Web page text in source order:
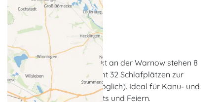
Ferienhäuser
Ferienhaus
Weitendorf
Im Kanu-Feriencamp direkt an der Warnow stehen 8
Ferienhäuser mit insgesamt 32 Schlafplätzen zur
Verfügung (Aufbettung möglich). Ideal für Kanu- und
Fahrradtouren sowie Events und Feiern.